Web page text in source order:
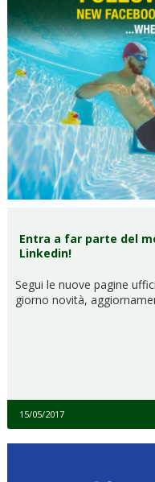
Entra a far parte del
Linkedin!
Segui le nuove pagine
giorno novità,
15/05/2017